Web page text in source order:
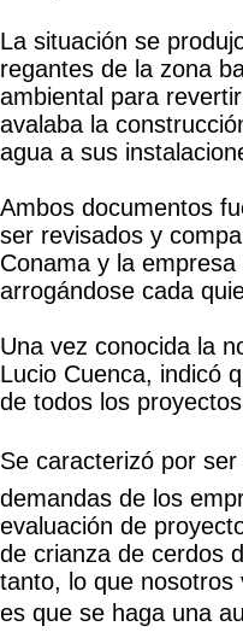
La situación se
regantes de la zona
ambiental para
avalaba la
agua a sus
Ambos documentos
ser revisados y
Conama y la
arrogándose cada
Una vez conocida la
Lucio Cuenca, indicó
de todos los
Se caracterizó por
demandas de los
evaluación de
de crianza de cerdos
tanto, lo que nosotros
es que se haga una